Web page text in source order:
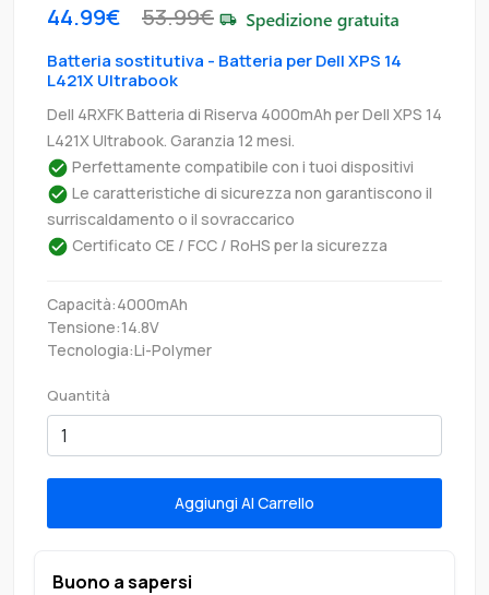
44.99€ 53.99€
Batteria sostitutiva - Batteria per Dell XPS 14
L421X Ultrabook
Dell 4RXFK Batteria di Riserva 4000mAh per Dell XPS 14
L421X Ultrabook. Garanzia 12 mesi.
Perfettamente compatibile con i tuoi dispositivi
Le caratteristiche di sicurezza non garantiscono il
surriscaldamento o il sovraccarico
Certificato CE / FCC / RoHS per la sicurezza
Capacità:4000mAh
Tensione:14.8V
Tecnologia:Li-Polymer
Quantità
Aggiungi Al Carrello
Buono a sapersi